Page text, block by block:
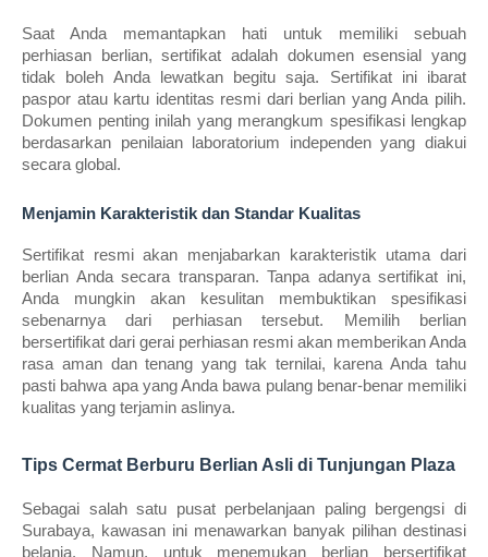
Saat Anda memantapkan hati untuk memiliki sebuah
perhiasan berlian, sertifikat adalah dokumen esensial yang
tidak boleh Anda lewatkan begitu saja. Sertifikat ini ibarat
paspor atau kartu identitas resmi dari berlian yang Anda pilih.
Dokumen penting inilah yang merangkum spesifikasi lengkap
berdasarkan penilaian laboratorium independen yang diakui
secara global.
Menjamin Karakteristik dan Standar Kualitas
Sertifikat resmi akan menjabarkan karakteristik utama dari
berlian Anda secara transparan. Tanpa adanya sertifikat ini,
Anda mungkin akan kesulitan membuktikan spesifikasi
sebenarnya dari perhiasan tersebut. Memilih berlian
bersertifikat dari gerai perhiasan resmi akan memberikan Anda
rasa aman dan tenang yang tak ternilai, karena Anda tahu
pasti bahwa apa yang Anda bawa pulang benar-benar memiliki
kualitas yang terjamin aslinya.
Tips Cermat Berburu Berlian Asli di Tunjungan Plaza
Sebagai salah satu pusat perbelanjaan paling bergengsi di
Surabaya, kawasan ini menawarkan banyak pilihan destinasi
belanja. Namun, untuk menemukan berlian bersertifikat